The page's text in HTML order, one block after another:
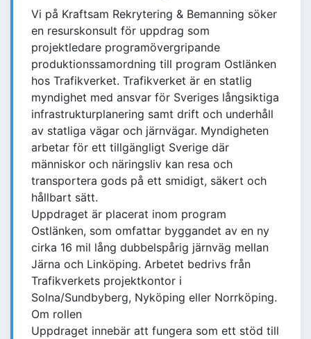
Vi på Kraftsam Rekrytering & Bemanning söker
en resurskonsult för uppdrag som
projektledare programövergripande
produktionssamordning till program Ostlänken
hos Trafikverket. Trafikverket är en statlig
myndighet med ansvar för Sveriges långsiktiga
infrastrukturplanering samt drift och underhåll
av statliga vägar och järnvägar. Myndigheten
arbetar för ett tillgängligt Sverige där
människor och näringsliv kan resa och
transportera gods på ett smidigt, säkert och
hållbart sätt.
Uppdraget är placerat inom program
Ostlänken, som omfattar byggandet av en ny
cirka 16 mil lång dubbelspårig järnväg mellan
Järna och Linköping. Arbetet bedrivs från
Trafikverkets projektkontor i
Solna/Sundbyberg, Nyköping eller Norrköping.
Om rollen
Uppdraget innebär att fungera som ett stöd till